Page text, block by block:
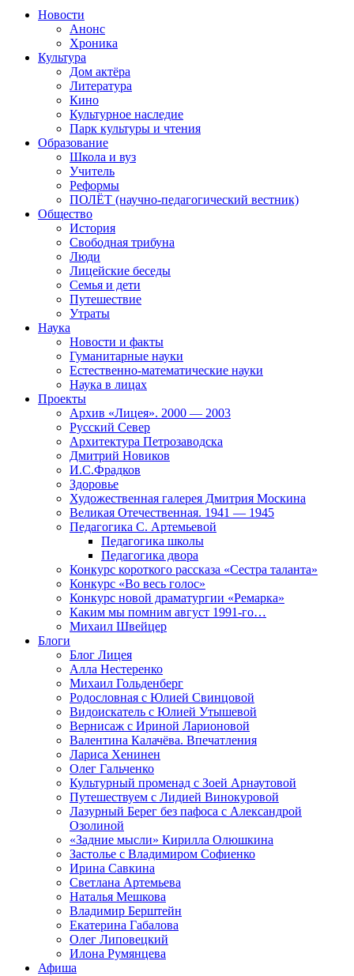
Новости
Анонс
Хроника
Культура
Дом актёра
Литература
Кино
Культурное наследие
Парк культуры и чтения
Образование
Школа и вуз
Учитель
Реформы
ПОЛЁТ (научно-педагогический вестник)
Общество
История
Свободная трибуна
Люди
Лицейские беседы
Семья и дети
Путешествие
Утраты
Наука
Новости и факты
Гуманитарные науки
Естественно-математические науки
Наука в лицах
Проекты
Архив «Лицея». 2000 — 2003
Русский Север
Архитектура Петрозаводска
Дмитрий Новиков
И.С.Фрадков
Здоровье
Художественная галерея Дмитрия Москина
Великая Отечественная. 1941 — 1945
Педагогика С. Артемьевой
Педагогика школы
Педагогика двора
Конкурс короткого рассказа «Сестра таланта»
Конкурс «Во весь голос»
Конкурс новой драматургии «Ремарка»
Каким мы помним август 1991-го…
Михаил Швейцер
Блоги
Блог Лицея
Алла Нестеренко
Михаил Гольденберг
Родословная с Юлией Свинцовой
Видоискатель с Юлией Утышевой
Вернисаж с Ириной Ларионовой
Валентина Калачёва. Впечатления
Лариса Хенинен
Олег Гальченко
Культурный променад с Зоей Арнаутовой
Путешествуем с Лидией Винокуровой
Лазурный Берег без пафоса с Александрой
Озолиной
«Задние мысли» Кирилла Олюшкина
Застолье с Владимиром Софиенко
Ирина Савкина
Светлана Артемьева
Наталья Мешкова
Владимир Берштейн
Екатерина Габалова
Олег Липовецкий
Илона Румянцева
Афиша